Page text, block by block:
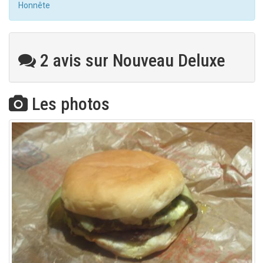
Honnête
2 avis sur Nouveau Deluxe
Les photos